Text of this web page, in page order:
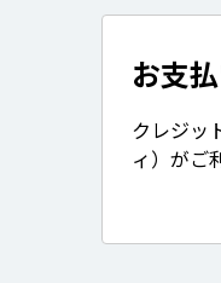
お支
クレジッ
ィ）がご